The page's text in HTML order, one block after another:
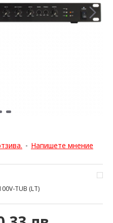
- Напишете мнение
TUB (LT)